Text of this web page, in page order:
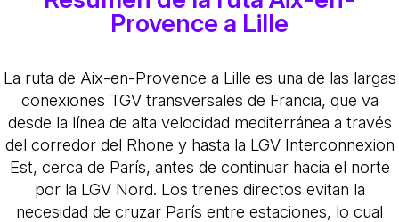
Provence a Lille
La ruta de Aix-en-Provence a Lille es una de las largas
conexiones TGV transversales de Francia, que va
desde la línea de alta velocidad mediterránea a través
del corredor del Rhone y hasta la LGV Interconnexion
Est, cerca de París, antes de continuar hacia el norte
por la LGV Nord. Los trenes directos evitan la
necesidad de cruzar París entre estaciones, lo cual